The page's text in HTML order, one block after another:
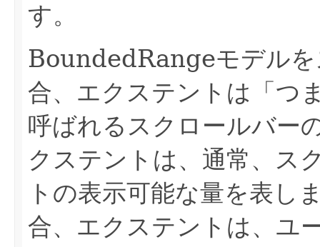
す。
BoundedRangeモデルを
合、エクステントは「つ
呼ばれるスクロールバー
クステントは、通常、ス
トの表示可能な量を表し
合、エクステントは、